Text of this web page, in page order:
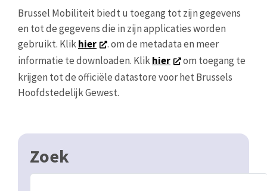
Brussel Mobiliteit biedt u toegang tot zijn gegevens
en tot de gegevens die in zijn applicaties worden
gebruikt. Klikhier
. om de metadata en meer
informatie te downloaden. Klikhier
om toegang te
krijgen tot de officiële datastore voor het Brussels
Hoofdstedelijk Gewest.
Zoek